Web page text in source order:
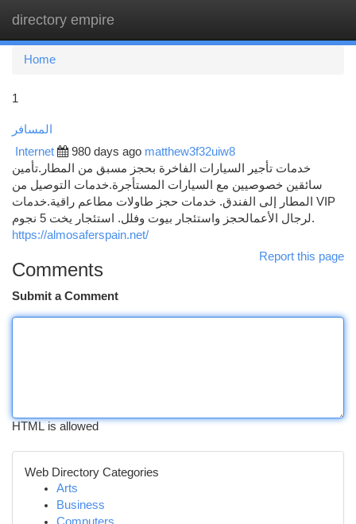
directory empire
Home
1
المسافر
Internet 980 days ago matthew3f32uiw8
خدمات تأجير السيارات الفاخرة بحجز مسبق من المطار.تأمين
سائقين خصوصيين مع السيارات المستأجرة.خدمات التوصيل من
المطار إلى الفندق. خدمات حجز طاولات مطاعم راقية.خدمات VIP
لرجال الأعمالحجز واستئجار بيوت وفلل. استئجار يخت 5 نجوم.
https://almosaferspain.net/
Report this page
Comments
Submit a Comment
HTML is allowed
Web Directory Categories
Arts
Business